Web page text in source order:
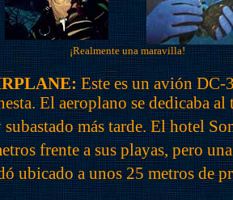
¡Realmente una maravilla!
Este es un avión DC-
El aeroplano se dedicaba
más tarde. El hotel
frente a sus playas, pero
ubicado a unos 25 metros de